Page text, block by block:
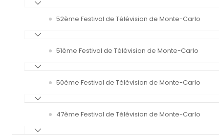
52ème Festival de Télévision de Monte-Carlo
51ème Festival de Télévision de Monte-Carlo
50ème Festival de Télévision de Monte-Carlo
47ème Festival de Télévision de Monte-Carlo